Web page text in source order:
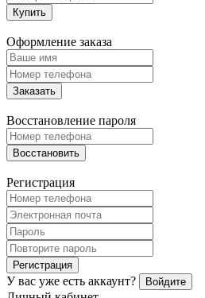
Купить
Оформление заказа
Заказать
Восстановление пароля
Восстановить
Регистрация
Регистрация
У вас уже есть аккаунт? Войдите